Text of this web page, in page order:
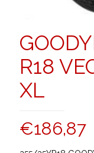
R18
XL
€186,87